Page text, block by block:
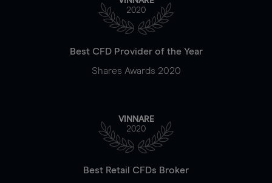
2020
Best CFD Provider of the Year
Shares Awards 2020
VINNARE
2020
Best Retail CFDs Broker